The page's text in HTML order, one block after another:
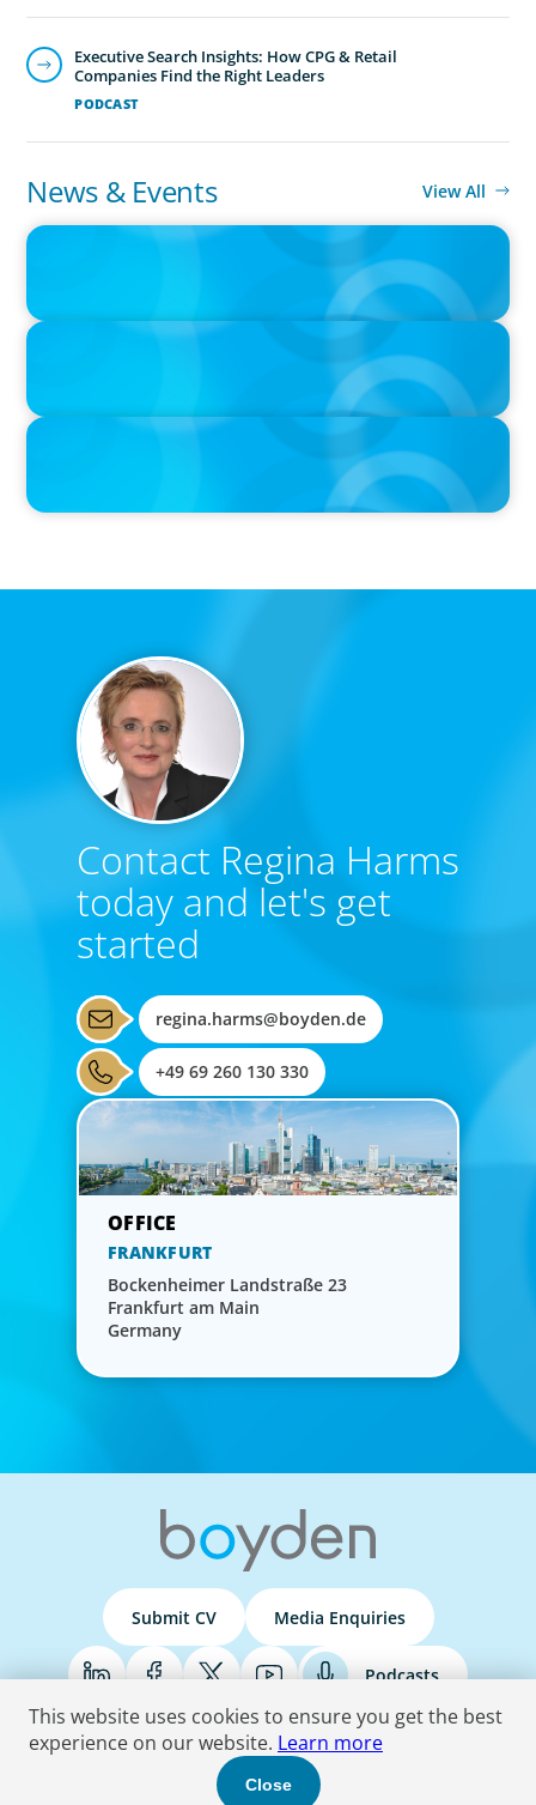
PODCAST
Executive Search Insights: How CPG & Retail
Companies Find the Right Leaders
News & Events View All
IN THE MEDIA
Epochal change: Why the automotive industry needs diversity
IN THE MEDIA
The $400,000 Chief of Staff Is the CEO’s Secret Weapon in the AI
IN THE MEDIA
Tim Cook Turned Apple into a $4 Trillion Company by Not Trying
Contact Regina Harms
today and let's get
started
regina.harms@boyden.de
+49 69 260 130 330
FRANKFURT
Bockenheimer Landstraße 23
Frankfurt am Main
Germany
Submit CV Media Enquiries
Podcasts
© 2026 Boyden . All Rights Reserved.
Terms & Conditions Privacy Policy Do Not Sell Accessibility Statement
This website uses cookies to ensure you get the best
experience on our website. Learn more
Close